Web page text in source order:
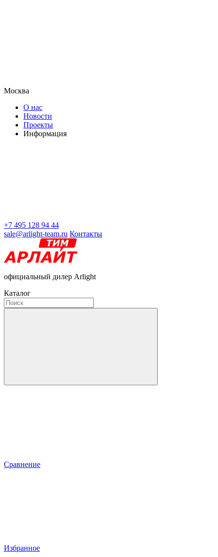
Москва
О нас
Новости
Проекты
Информация
+7 495 128 94 44
sale@arlight-team.ru Контакты
официальный дилер Arlight
Каталог
Сравнение
Избранное